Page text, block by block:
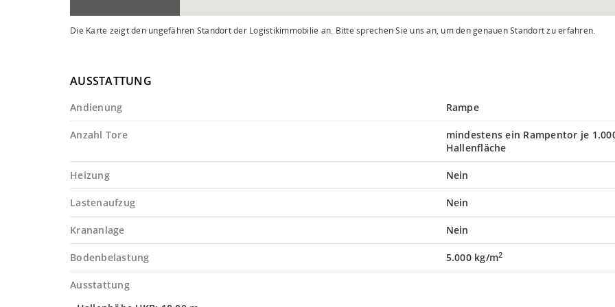
Die Karte zeigt den ungefähren Standort der Logistikimmobilie an. Bitte sprechen Sie uns an, um den genauen Standort zu erfahren.
AUSSTATTUNG
Andienung Rampe
Anzahl Tore
mindestens ein Rampentor je
Hallenfläche
Heizung Nein
Lastenaufzug Nein
Krananlage Nein
Bodenbelastung 5.000 kg/m2
Ausstattung